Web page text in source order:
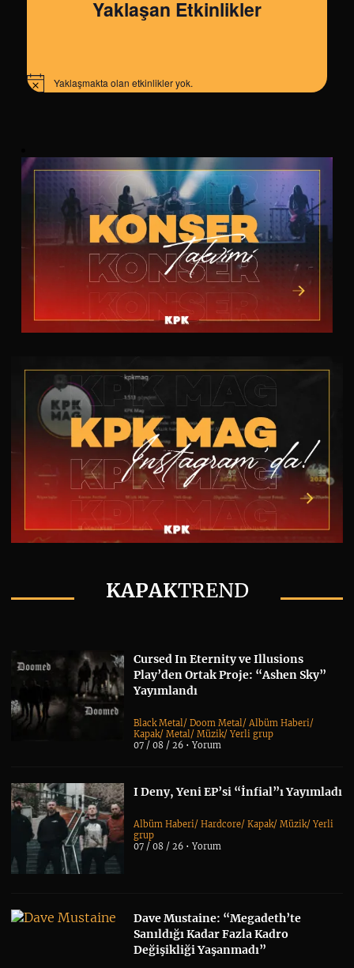
Yaklaşan Etkinlikler
Notice Yaklaşmakta olan etkinlikler yok.
KAPAKTREND
Cursed In Eternity ve Illusions
Play’den Ortak Proje: “Ashen Sky”
Yayımlandı
Black Metal/Doom Metal/Albüm Haberi/
Kapak/Metal/Müzik/Yerli grup
07 / 08 / 26 •Yorum
I Deny, Yeni EP’si “İnfial”ı Yayımladı
Albüm Haberi/Hardcore/Kapak/Müzik/Yerli
grup
07 / 08 / 26 •Yorum
Dave Mustaine: “Megadeth’te
Sanıldığı Kadar Fazla Kadro
Değişikliği Yaşanmadı”